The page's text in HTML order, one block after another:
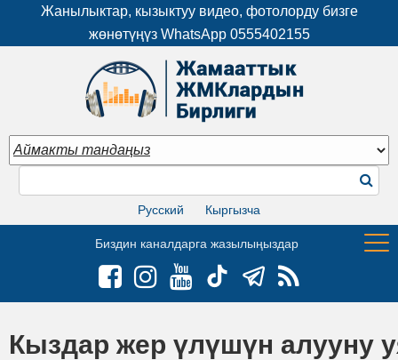
Жанылыктар, кызыктуу видео, фотолорду бизге
жөнөтүңүз WhatsApp 0555402155
Русский Кыргызча
Биздин каналдарга жазылыңыздар
Кыздар жер үлүшүн алууну